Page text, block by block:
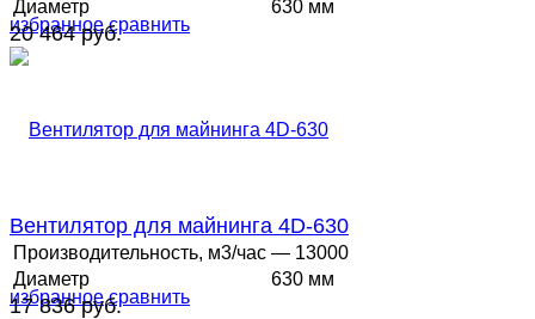
избранное сравнить
Диаметр
630 мм
20 464 руб.
избранное сравнить
Вентилятор для майнинга 4D-630
Производительность, м3/час — 13000
Диаметр
630 мм
17 836 руб.